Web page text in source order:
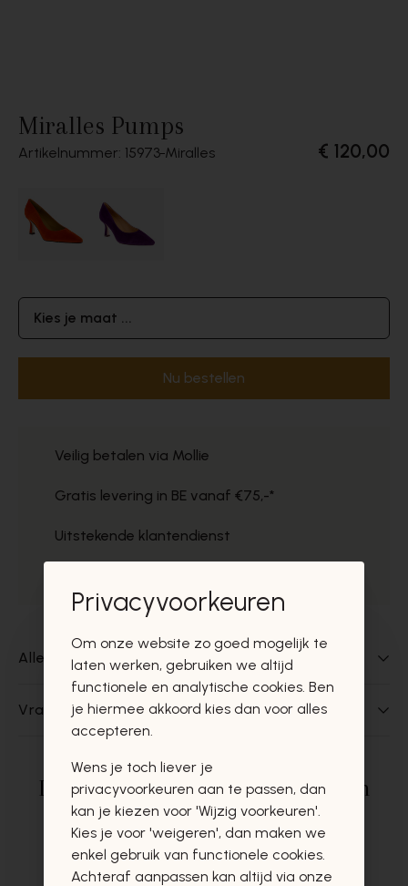
Miralles Pumps
Artikelnummer: 15973 Miralles € 120,00
Kies je maat ...
Nu bestellen
Veilig betalen via Mollie
Gratis levering in BE vanaf €75,-*
Uitstekende klantendienst
Alles over dit product
Vragen over dit product?
Deze producten zullen u zeker en
vast ook interesseren
Privacyvoorkeuren
Om onze website zo goed mogelijk te
laten werken, gebruiken we altijd
functionele en analytische cookies. Ben
je hiermee akkoord kies dan voor alles
accepteren.
Wens je toch liever je
privacyvoorkeuren aan te passen, dan
kan je kiezen voor 'Wijzig voorkeuren'.
Kies je voor 'weigeren', dan maken we
enkel gebruik van functionele cookies.
Achteraf aanpassen kan altijd via onze